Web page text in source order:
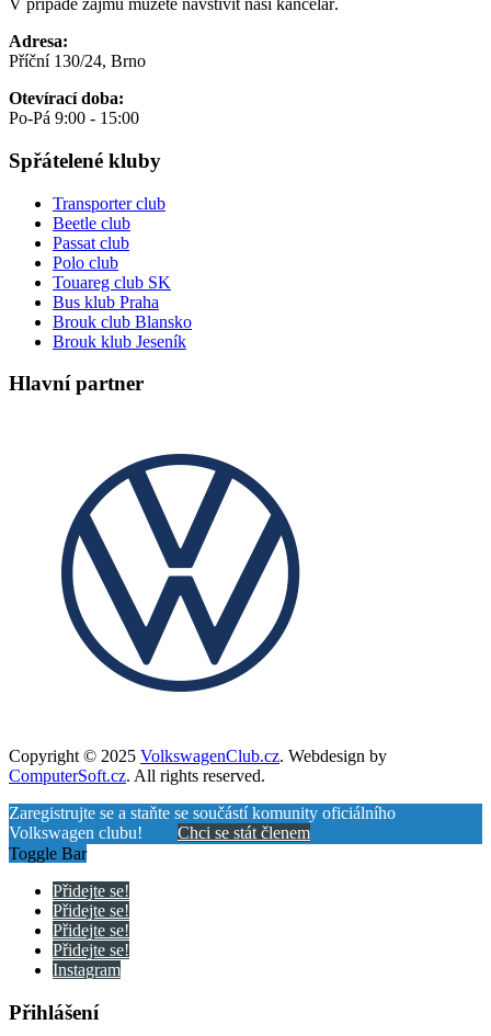
V případě zájmu můžete navštívit naši kancelář.
Adresa:
Příční 130/24, Brno
Otevírací doba:
Po-Pá 9:00 - 15:00
Spřátelené kluby
Transporter club
Beetle club
Passat club
Polo club
Touareg club SK
Bus klub Praha
Brouk club Blansko
Brouk klub Jeseník
Hlavní partner
Copyright © 2025 VolkswagenClub.cz. Webdesign by
ComputerSoft.cz. All rights reserved.
Zaregistrujte se a staňte se součástí komunity oficiálního
Volkswagen clubu! Chci se stát členem
Toggle Bar
Přidejte se!
Přidejte se!
Přidejte se!
Přidejte se!
Instagram
Přihlášení